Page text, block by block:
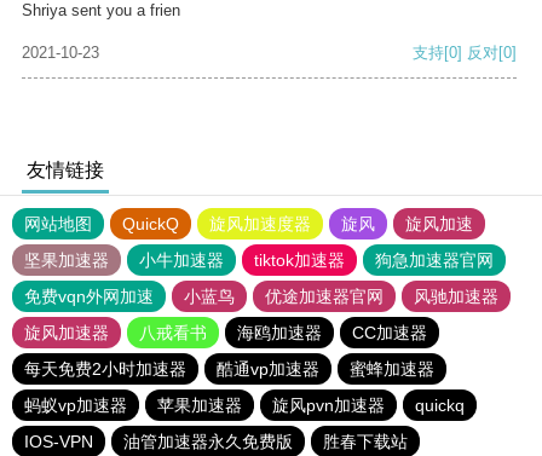
Shriya sent you a frien
2021-10-23 支持[0] 反对[0]
友情链接
网站地图 QuickQ 旋风加速度器 旋风
旋风加速
坚果加速器
小牛加速器 tiktok加速器
狗急加速器官网
免费vqn外网加速
小蓝鸟 优途加速器官网
风驰加速器
旋风加速器
八戒看书 海鸥加速器
CC加速器
每天免费2小时加速器
酷通vp加速器
蜜蜂加速器
蚂蚁vp加速器
苹果加速器 旋风pvn加速器
quickq
IOS-VPN
油管加速器永久免费版
胜春下载站